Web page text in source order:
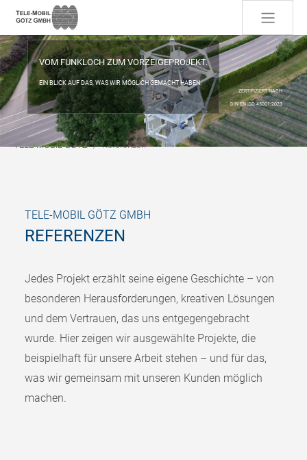
Skip to main content
VOM FUNKLOCH ZUM VORZEIGEPROJEKT.
EIN BLICK AUF DAS, WAS WIR MÖGLICH GEMACHT HABEN.
ZERTIFIZIERT NACH
DIN EN ISO 45001:2023
You are here:
TELE-MOBIL GÖTZ Referenzen
TELE-MOBIL GÖTZ GMBH
REFERENZEN
Jedes Projekt erzählt seine eigene Geschichte – von
besonderen Herausforderungen, kreativen Lösungen
und dem Vertrauen, das uns entgegengebracht
wurde. Hier zeigen wir ausgewählte Projekte, die
beispielhaft für unsere Arbeit stehen – und für das,
was wir gemeinsam mit unseren Kunden möglich
machen.